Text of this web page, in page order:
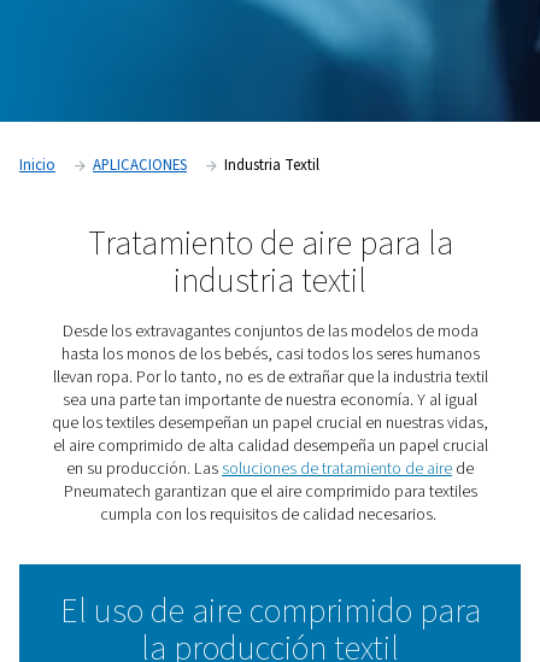
Contacte con nuestros expertos
Inicio APLICACIONES Industria Textil
Tratamiento de aire para
industria textil
Desde los extravagantes conjuntos de las modelos
hasta los monos de los bebés, casi todos los seres
llevan ropa. Por lo tanto, no es de extrañar que la
sea una parte tan importante de nuestra economía. Y
que los textiles desempeñan un papel crucial en